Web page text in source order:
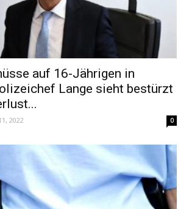
auf 16-Jährigen in
Lange sieht bestürzt
2022 0